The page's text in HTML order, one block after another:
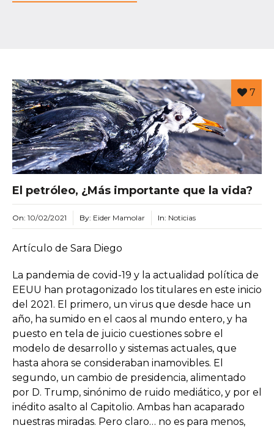
7
El petróleo, ¿Más importante que la vida?
On: 10/02/2021 By: Eider Mamolar In: Noticias
Artículo de Sara Diego
La pandemia de covid-19 y la actualidad política de
EEUU han protagonizado los titulares en este inicio
del 2021. El primero, un virus que desde hace un
año, ha sumido en el caos al mundo entero, y ha
puesto en tela de juicio cuestiones sobre el
modelo de desarrollo y sistemas actuales, que
hasta ahora se consideraban inamovibles. El
segundo, un cambio de presidencia, alimentado
por D. Trump, sinónimo de ruido mediático, y por el
inédito asalto al Capitolio. Ambas han acaparado
nuestras miradas. Pero claro… no es para menos,